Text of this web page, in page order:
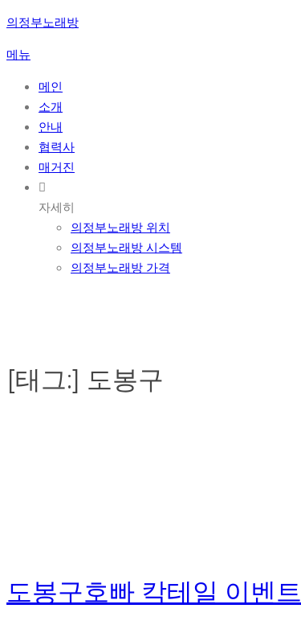
콘
츠
의정부노래방
메뉴
메인
소개
안내
협력사
매거진
자세히
의정부노래방 위치
의정부노래방 시스템
의정부노래방 가격
[태그:] 도봉구
도봉구호빠 칵테일 이벤트